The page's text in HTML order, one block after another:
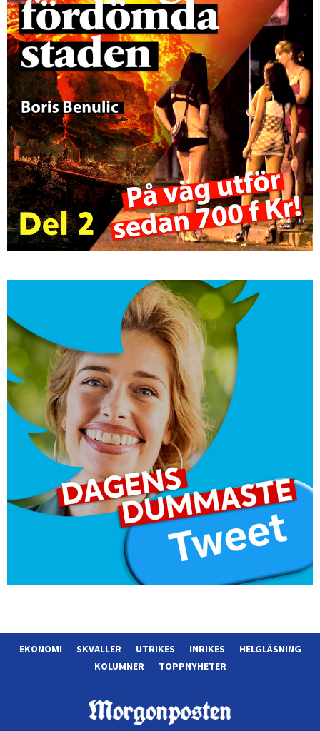
EKONOMI SKVALLER UTRIKES INRIKES
HELGLÄSNING
KOLUMNER
TOPPNYHETER